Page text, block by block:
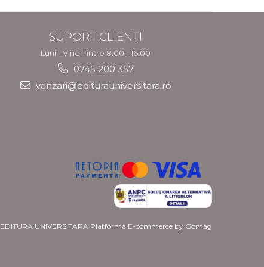
SUPORT CLIENȚI
Luni - Vineri intre 8.00 - 16.00
0745 200 357
vanzari@editurauniversitara.ro
EDITURA UNIVERSITARA Platforma E-commerce by Gomag